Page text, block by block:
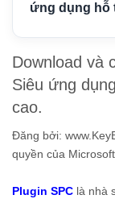
ứng dụng hỗ
Download và
Siêu ứng
cao.
Đăng bởi:
quyền của Microsoft.
Plugin SPC là nhà